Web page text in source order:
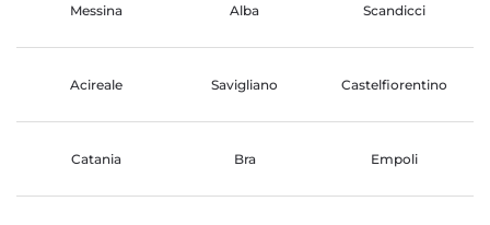
Messina Alba Scandicci
Acireale Savigliano Castelfiorentino
Catania Bra Empoli